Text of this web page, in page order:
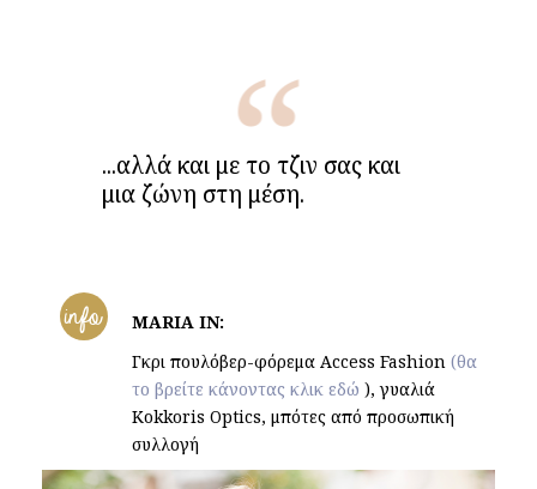
...αλλά και με το τζιν σας και
μια ζώνη στη μέση.
info
MARIA IN:
Γκρι πουλόβερ-φόρεμα Access Fashion (θα
το βρείτε κάνοντας κλικ εδώ ), γυαλιά
Kokkoris Optics, μπότες από προσωπική
συλλογή